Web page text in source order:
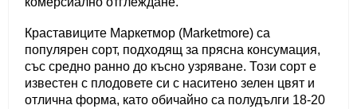
Краставиците Маркетмор (Marketmore) са
популярен сорт, подходящ за прясна консумация,
със средно ранно до късно узряване. Този сорт е
известен с плодовете си с наситено зелен цвят и
отлична форма, като обичайно са полудълги 18-20